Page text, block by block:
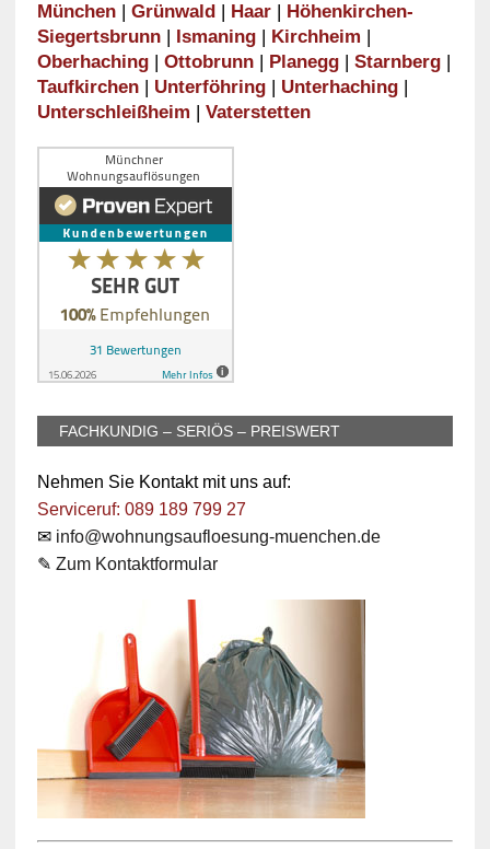
München| Grünwald Haar|
Höhenkirchen-
Siegertsbrunn| Ismaning| Kirchheim
Oberhaching| Ottobrunn| Planegg| Starnberg|
Taufkirchen| Unterföhring| Unterhaching|
Unterschleißheim
Vaterstetten
FACHKUNDIG – SERIÖS – PREISWERT
Nehmen Sie Kontakt mit uns auf:
Serviceruf: 089 189 799 27
✉ info@wohnungsaufloesung-muenchen.de
✎ Zum Kontaktformular